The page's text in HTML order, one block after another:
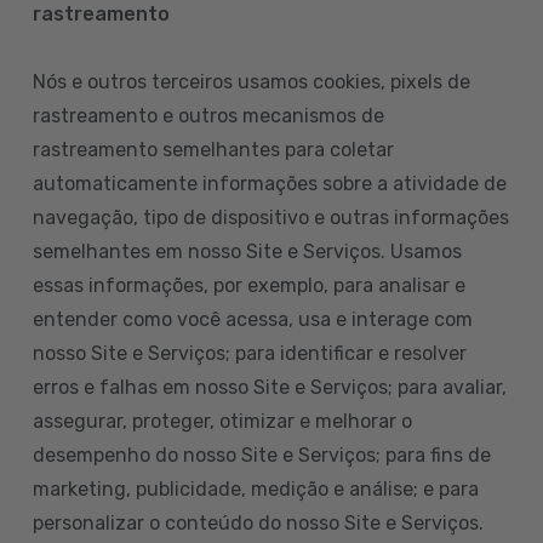
rastreamento
Nós e outros terceiros usamos cookies, pixels de
rastreamento e outros mecanismos de
rastreamento semelhantes para coletar
automaticamente informações sobre a atividade de
navegação, tipo de dispositivo e outras informações
semelhantes em nosso Site e Serviços. Usamos
essas informações, por exemplo, para analisar e
entender como você acessa, usa e interage com
nosso Site e Serviços; para identificar e resolver
erros e falhas em nosso Site e Serviços; para avaliar,
assegurar, proteger, otimizar e melhorar o
desempenho do nosso Site e Serviços; para fins de
marketing, publicidade, medição e análise; e para
personalizar o conteúdo do nosso Site e Serviços.